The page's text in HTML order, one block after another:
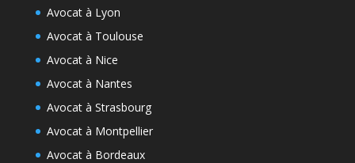
Avocat à Lyon
Avocat à Toulouse
Avocat à Nice
Avocat à Nantes
Avocat à Strasbourg
Avocat à Montpellier
Avocat à Bordeaux